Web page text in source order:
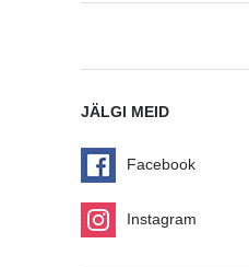
JÄLGI MEID
Facebook
Instagram